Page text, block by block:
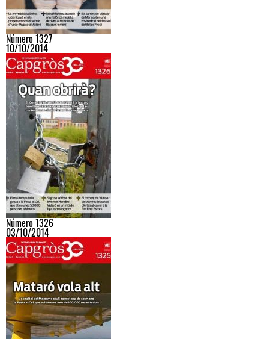
Número 1327
10/10/2014
Número 1326
03/10/2014